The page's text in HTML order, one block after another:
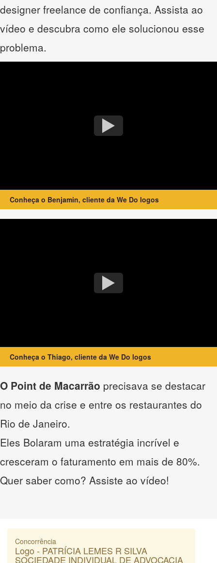
designer freelance de confiança. Assista ao
vídeo e descubra como ele solucionou esse
problema.
Conheça o Benjamin, cliente da We Do logos
Conheça o Thiago, cliente da We Do logos
O Point de Macarrão precisava se destacar
no meio da crise e entre os restaurantes do
Rio de Janeiro.
Eles Bolaram uma estratégia incrível e
cresceram o faturamento em mais de 80%.
Quer saber como? Assiste ao vídeo!
Concorrência
Logo - PATRÍCIA LEMES R SILVA
SOCIEDADE INDIVIDUAL DE ADVOCACIA